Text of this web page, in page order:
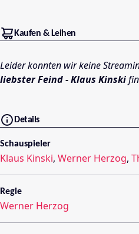
Kaufen & Leihen
Leider konnten wir keine
liebster Feind - Klaus Kinski
Details
Schauspieler
Klaus Kinski, Werner Herzog,
Regie
Werner Herzog